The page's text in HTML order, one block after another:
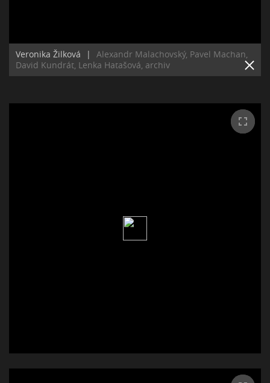
Veronika Žilková |
Alexandr Malachovský, Pavel Machan,
David Kundrát, Lenka Hatašová, archiv